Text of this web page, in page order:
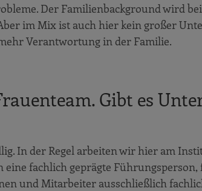
Der Familienbackground wird
im Mix ist auch hier kein großer
Verantwortung in der Familie.
Gibt es
In der Regel arbeiten wir hier am
fachlich geprägte
und Mitarbeiter ausschließlich